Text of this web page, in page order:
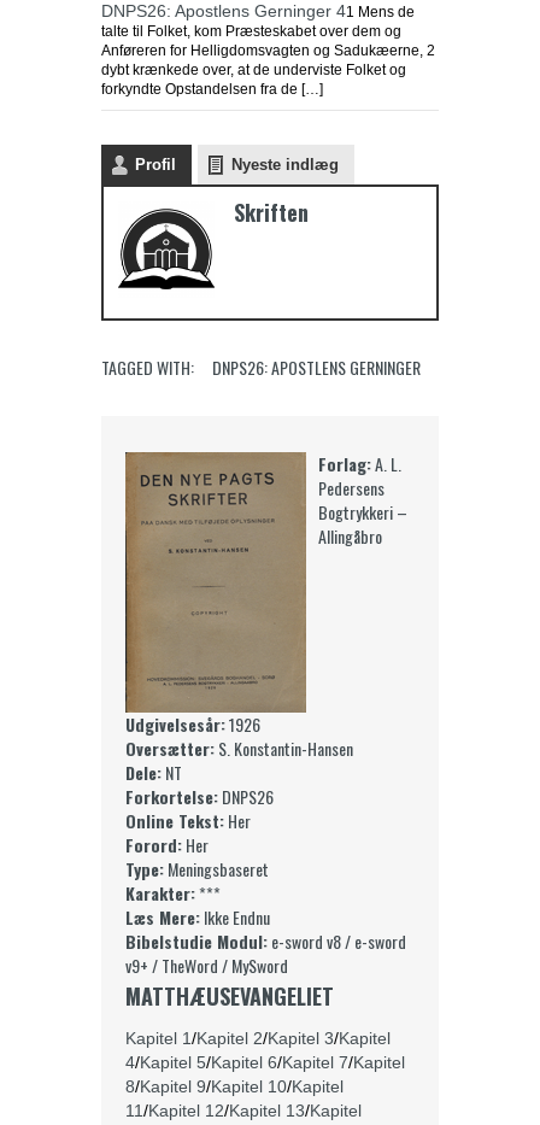
DNPS26: Apostlens Gerninger 41 Mens de
talte til Folket, kom Præsteskabet over dem og
Anføreren for Helligdomsvagten og Sadukæerne, 2
dybt krænkede over, at de underviste Folket og
forkyndte Opstandelsen fra de […]
Profil Nyeste indlæg
Skriften
TAGGED WITH: DNPS26: APOSTLENS GERNINGER
Forlag:A. L.
Pedersens
Bogtrykkeri –
Allingåbro
Udgivelsesår:1926
Oversætter:S. Konstantin-Hansen
Dele:NT
Forkortelse:DNPS26
Online Tekst:Her
Forord:Her
Type:Meningsbaseret
Karakter:***
Læs Mere:Ikke Endnu
Bibelstudie Modul:e-sword v8/e-sword
v9+/TheWord/MySword
MATTHÆUSEVANGELIET
Kapitel 1/Kapitel 2/Kapitel 3/Kapitel
4/Kapitel 5/Kapitel 6/Kapitel 7/Kapitel
8/Kapitel 9/Kapitel 10/Kapitel
11/Kapitel 12/Kapitel 13/Kapitel